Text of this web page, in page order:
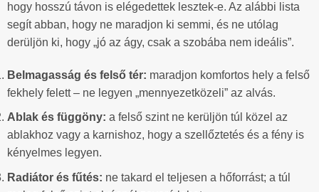
hogy hosszú távon is elégedettek lesztek-e. Az alábbi lista
segít abban, hogy ne maradjon ki semmi, és ne utólag
derüljön ki, hogy „jó az ágy, csak a szobába nem ideális”.
Belmagasság és felső tér: maradjon komfortos hely a felső
fekhely felett – ne legyen „mennyezetközeli” az alvás.
Ablak és függöny: a felső szint ne kerüljön túl közel az
ablakhoz vagy a karnishoz, hogy a szellőztetés és a fény is
kényelmes legyen.
Radiátor és fűtés: ne takard el teljesen a hőforrást; a túl